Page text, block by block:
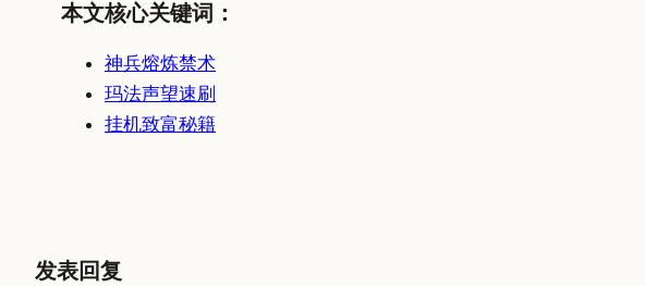
本文核心关键词：
神兵熔炼禁术
玛法声望速刷
挂机致富秘籍
发表回复